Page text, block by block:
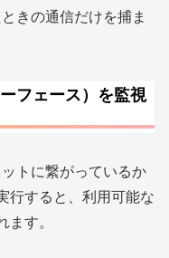
きの通信だけを捕ま
フェース）を監視
トに繋がっているか
行すると、利用可能な
ます。